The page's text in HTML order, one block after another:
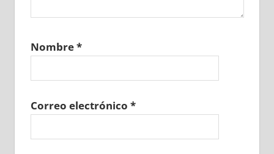
Nombre*
Correo electrónico *